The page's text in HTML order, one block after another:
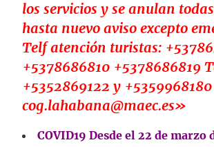
los servicios y se anulan
hasta nuevo aviso excepto
Telf atención turistas:
+5378686810 +5378686819
+5352869122 y
cog.lahabana@maec.es»
COVID19 Desde el 22 de marzo